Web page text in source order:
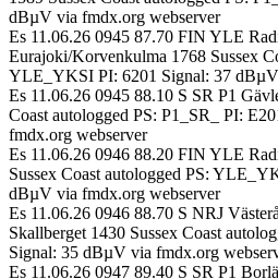
dBµV via fmdx.org webserver
Es 11.06.26 0945 87.70 FIN YLE
Eurajoki/Korvenkulma 1768 Sussex
YLE_YKSI PI: 6201 Signal: 37
Es 11.06.26 0945 88.10 S SR P1
Coast autologged PS: P1_SR_ PI:
fmdx.org webserver
Es 11.06.26 0946 88.20 FIN YLE
Sussex Coast autologged PS:
dBµV via fmdx.org webserver
Es 11.06.26 0946 88.70 S NRJ
Skallberget 1430 Sussex Coast
Signal: 35 dBµV via fmdx.org
Es 11.06.26 0947 89.40 S SR P1